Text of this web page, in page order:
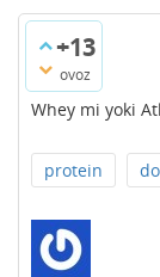
+13
ovoz
Whey mi yoki
protein